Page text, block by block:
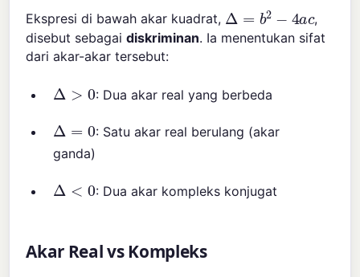
Ekspresi di bawah akar kuadrat, Δ 2− ac
,
disebut sebagaidiskriminan. Ia menentukan sifat
dari akar-akar tersebut:
Δ >0 : Dua akar real yang berbeda
Δ
: Satu akar real berulang (akar
ganda)
Δ 0 : Dua akar kompleks konjugat
Akar Real vs Kompleks